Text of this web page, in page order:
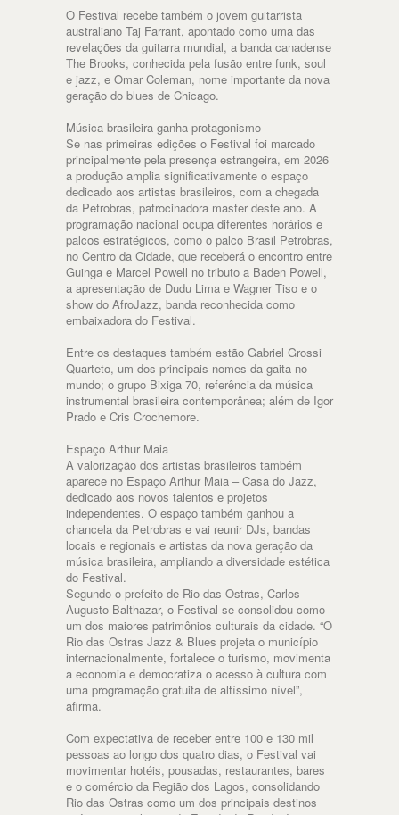
O Festival recebe também o jovem guitarrista
australiano Taj Farrant, apontado como uma das
revelações da guitarra mundial, a banda canadense
The Brooks, conhecida pela fusão entre funk, soul
e jazz, e Omar Coleman, nome importante da nova
geração do blues de Chicago.
Música brasileira ganha protagonismo
Se nas primeiras edições o Festival foi marcado
principalmente pela presença estrangeira, em 2026
a produção amplia significativamente o espaço
dedicado aos artistas brasileiros, com a chegada
da Petrobras, patrocinadora master deste ano. A
programação nacional ocupa diferentes horários e
palcos estratégicos, como o palco Brasil Petrobras,
no Centro da Cidade, que receberá o encontro entre
Guinga e Marcel Powell no tributo a Baden Powell,
a apresentação de Dudu Lima e Wagner Tiso e o
show do AfroJazz, banda reconhecida como
embaixadora do Festival.
Entre os destaques também estão Gabriel Grossi
Quarteto, um dos principais nomes da gaita no
mundo; o grupo Bixiga 70, referência da música
instrumental brasileira contemporânea; além de Igor
Prado e Cris Crochemore.
Espaço Arthur Maia
A valorização dos artistas brasileiros também
aparece no Espaço Arthur Maia – Casa do Jazz,
dedicado aos novos talentos e projetos
independentes. O espaço também ganhou a
chancela da Petrobras e vai reunir DJs, bandas
locais e regionais e artistas da nova geração da
música brasileira, ampliando a diversidade estética
do Festival.
Segundo o prefeito de Rio das Ostras, Carlos
Augusto Balthazar, o Festival se consolidou como
um dos maiores patrimônios culturais da cidade. “O
Rio das Ostras Jazz & Blues projeta o município
internacionalmente, fortalece o turismo, movimenta
a economia e democratiza o acesso à cultura com
uma programação gratuita de altíssimo nível”,
afirma.
Com expectativa de receber entre 100 e 130 mil
pessoas ao longo dos quatro dias, o Festival vai
movimentar hotéis, pousadas, restaurantes, bares
e o comércio da Região dos Lagos, consolidando
Rio das Ostras como um dos principais destinos